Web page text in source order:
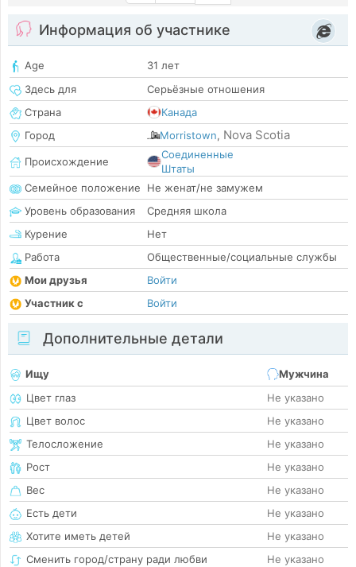
Информация об участнике
Age
31 лет
Здесь для
Серьёзные отношения
Страна
Канада
Город
Morristown, Nova Scotia
Происхождение
Соединенные
Штаты
Семейное положение
Не женат/не замужем
Уровень образования
Средняя школа
Курение
Нет
Работа
Общественные/социальные службы
Мои друзья
Войти
Участник с
Войти
Дополнительные детали
Ищу
Мужчина
Цвет глаз
Не указано
Цвет волос
Не указано
Телосложение
Не указано
Рост
Не указано
Вес
Не указано
Есть дети
Не указано
Хотите иметь детей
Не указано
Сменить город/страну ради любви
Не указано